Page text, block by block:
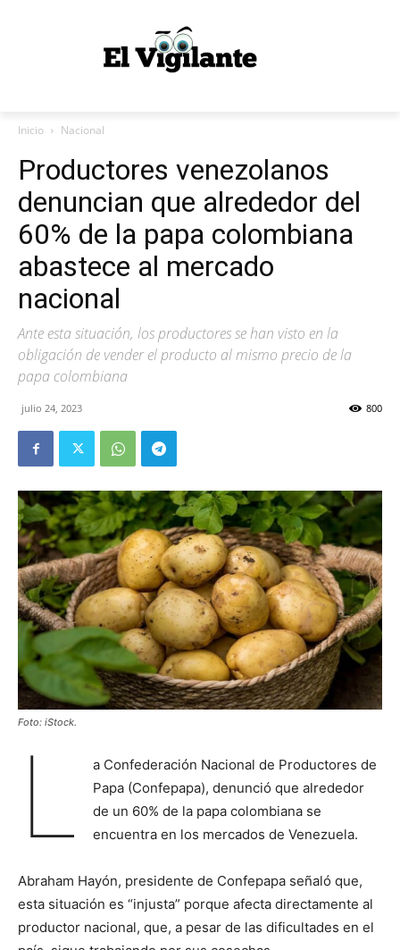
Inicio Nacional
Productores venezolanos
denuncian que alrededor del
60% de la papa colombiana
abastece al mercado
nacional
Ante esta situación, los productores se han visto en la
obligación de vender el producto al mismo precio de la
papa colombiana
julio 24, 2023 800
Foto: iStock.
L
a Confederación Nacional de Productores de
Papa (Confepapa), denunció que alrededor
de un 60% de la papa colombiana se
encuentra en los mercados de Venezuela.
Abraham Hayón, presidente de Confepapa señaló que,
esta situación es “injusta” porque afecta directamente al
productor nacional, que, a pesar de las dificultades en el